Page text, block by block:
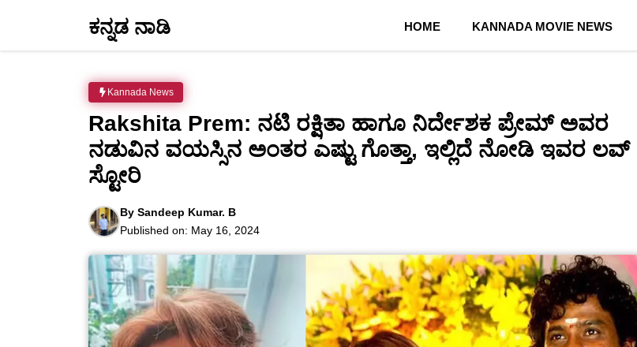
ಕನ್ನಡ ನಾಡಿ HOME KANNADA MOVIE NEWS
Kannada News
Rakshita Prem: ನಟಿ ರಕ್ಷಿತಾ ಹಾಗೂ ನಿರ್ದೇಶಕ ಪ್ರೇಮ್ ಅವರ
ನಡುವಿನ ವಯಸ್ಸಿನ ಅಂತರ ಎಷ್ಟು ಗೊತ್ತಾ, ಇಲ್ಲಿದೆ ನೋಡಿ ಇವರ ಲವ್
ಸ್ಟೋರಿ
By Sandeep Kumar. B
Published on: May 16, 2024